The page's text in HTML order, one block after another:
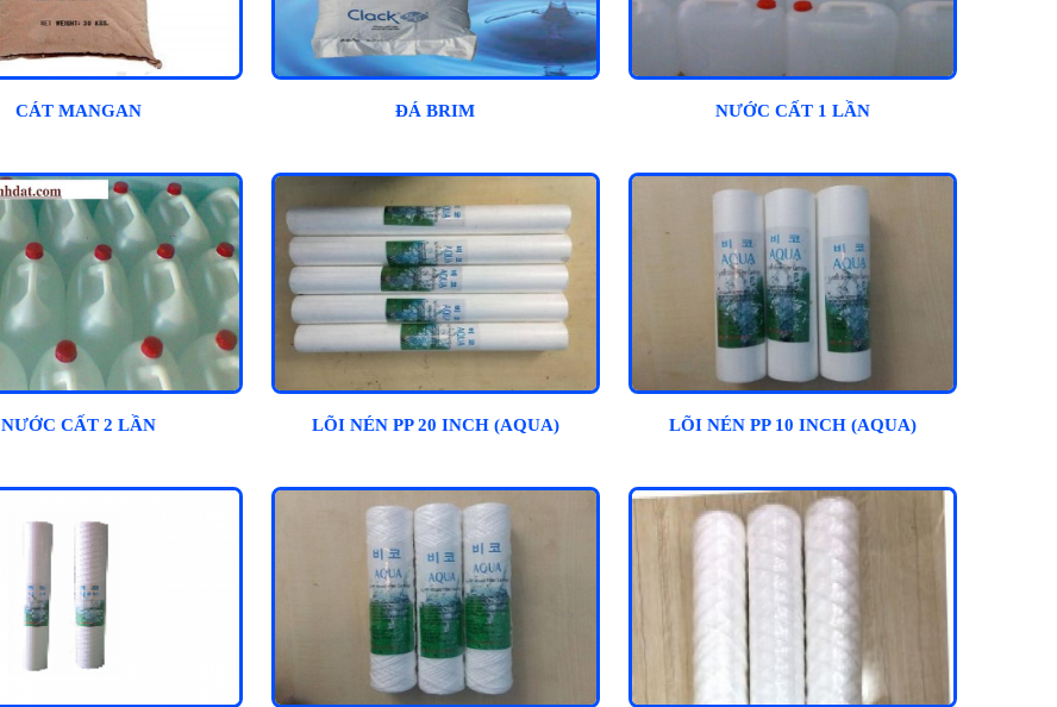
CÁT MANGAN ĐÁ BRIM NƯỚC CẤT 1 LẦN
NƯỚC CẤT 2 LẦN LÕI NÉN PP 20 INCH (AQUA) LÕI NÉN PP 10 INCH (AQUA)